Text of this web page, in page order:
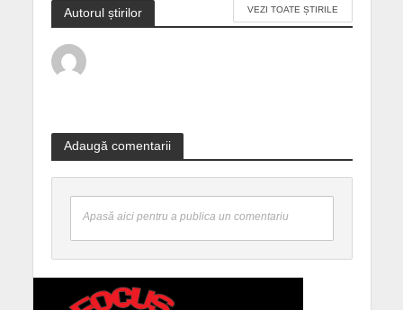
Autorul știrilor VEZI TOATE ȘTIRILE
Adaugă comentarii
Apasă aici pentru a publica un comentariu